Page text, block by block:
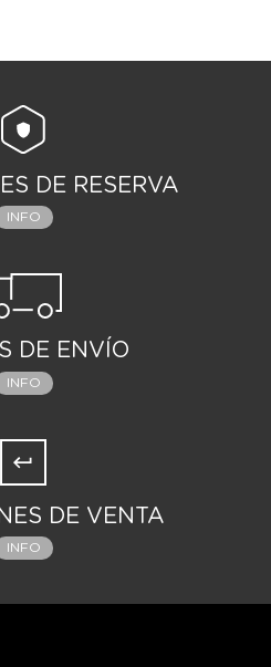
DE RESERVA
INFO
DE ENVÍO
INFO
DE VENTA
INFO